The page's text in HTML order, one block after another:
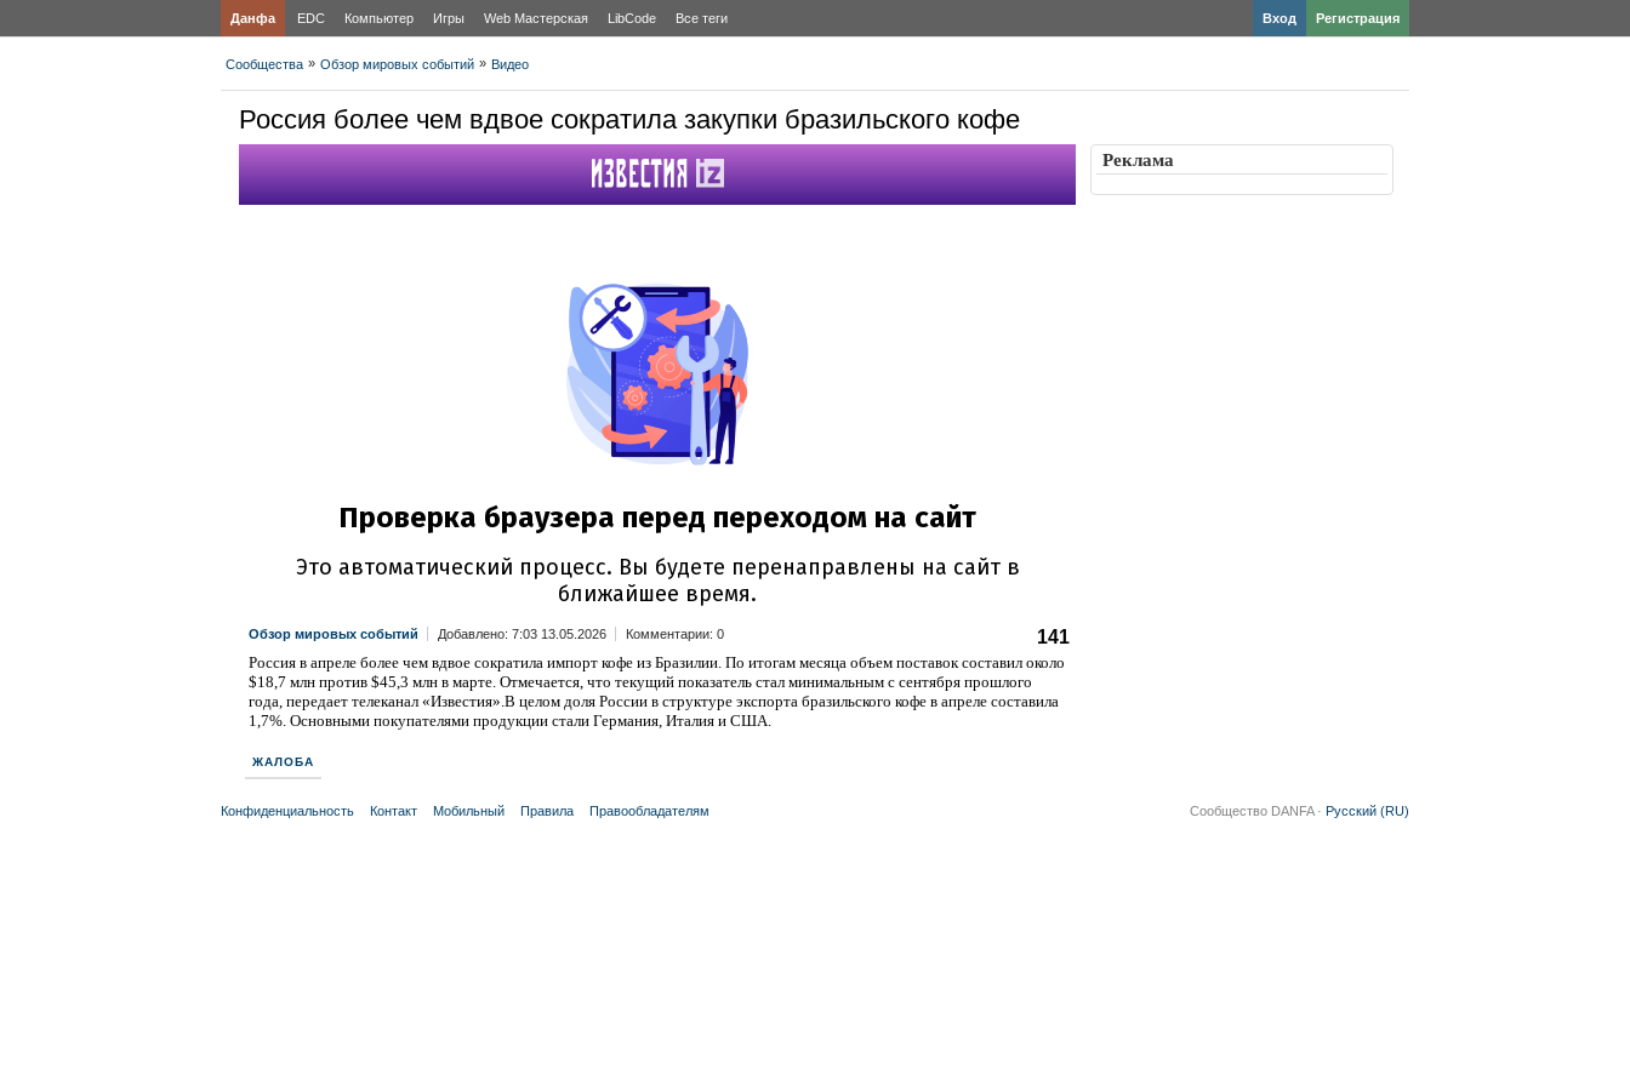
Данфа EDC Компьютер Игры Web Мастерская LibCode Все теги Регистрация
Вход
Сообщества » Обзор мировых событий » Видео
Россия более чем вдвое сократила закупки бразильского кофе
141
Обзор мировых событий Добавлено: 7:03 13.05.2026 Комментарии: 0
Россия в апреле более чем вдвое сократила импорт кофе из Бразилии. По итогам месяца объем поставок составил около
$18,7 млн против $45,3 млн в марте. Отмечается, что текущий показатель стал минимальным с сентября прошлого
года, передает телеканал «Известия».В целом доля России в структуре экспорта бразильского кофе в апреле составила
1,7%. Основными покупателями продукции стали Германия, Италия и США.
ЖАЛОБА
Реклама
Конфиденциальность Контакт Мобильный Правила Правообладателям Сообщество DANFA · Русский (RU)